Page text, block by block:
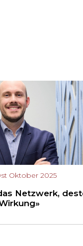
Oktober 2025
Netzwerk,